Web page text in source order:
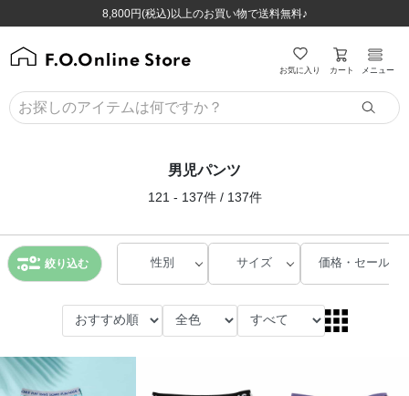
8,800円(税込)以上のお買い物で送料無料♪
ほぼ全品半額！！8/12(水)お昼12:59まで！！
8,800円(税込)以上のお買い物で送料無料♪
ほぼ全品半額！！8/12(水)お昼12:59まで！！
お気に入り カート メニュー
男児パンツ
121 - 137件 / 137件
絞り込む 性別 サイズ 価格・セール